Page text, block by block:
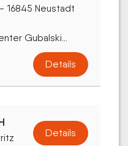
16845 Neustadt
Gubalski...
Details
Details